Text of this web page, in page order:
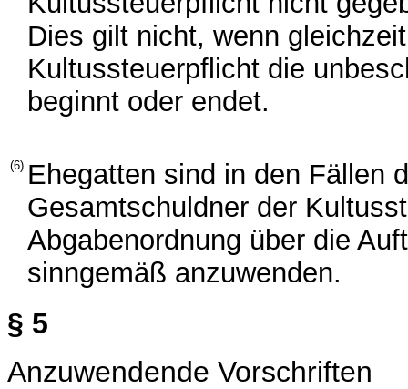
Dies gilt nicht, wenn
Kultussteuerpflicht die
beginnt oder endet.
(6) Ehegatten sind in den Fällen
Gesamtschuldner der
Abgabenordnung über die
sinngemäß anzuwenden.
§ 5
Anzuwendende Vorschriften